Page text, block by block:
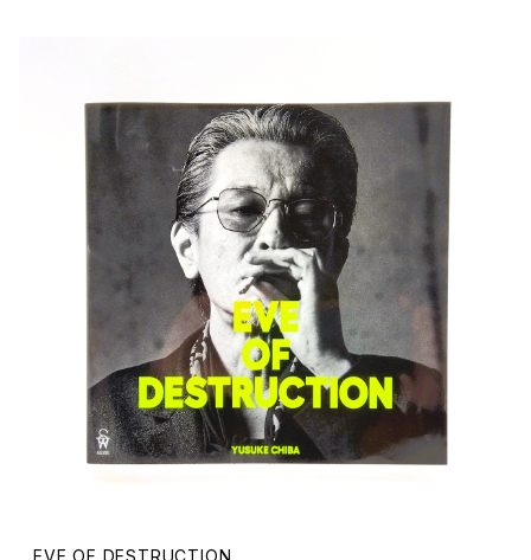
EVE OF DESTRUCTION